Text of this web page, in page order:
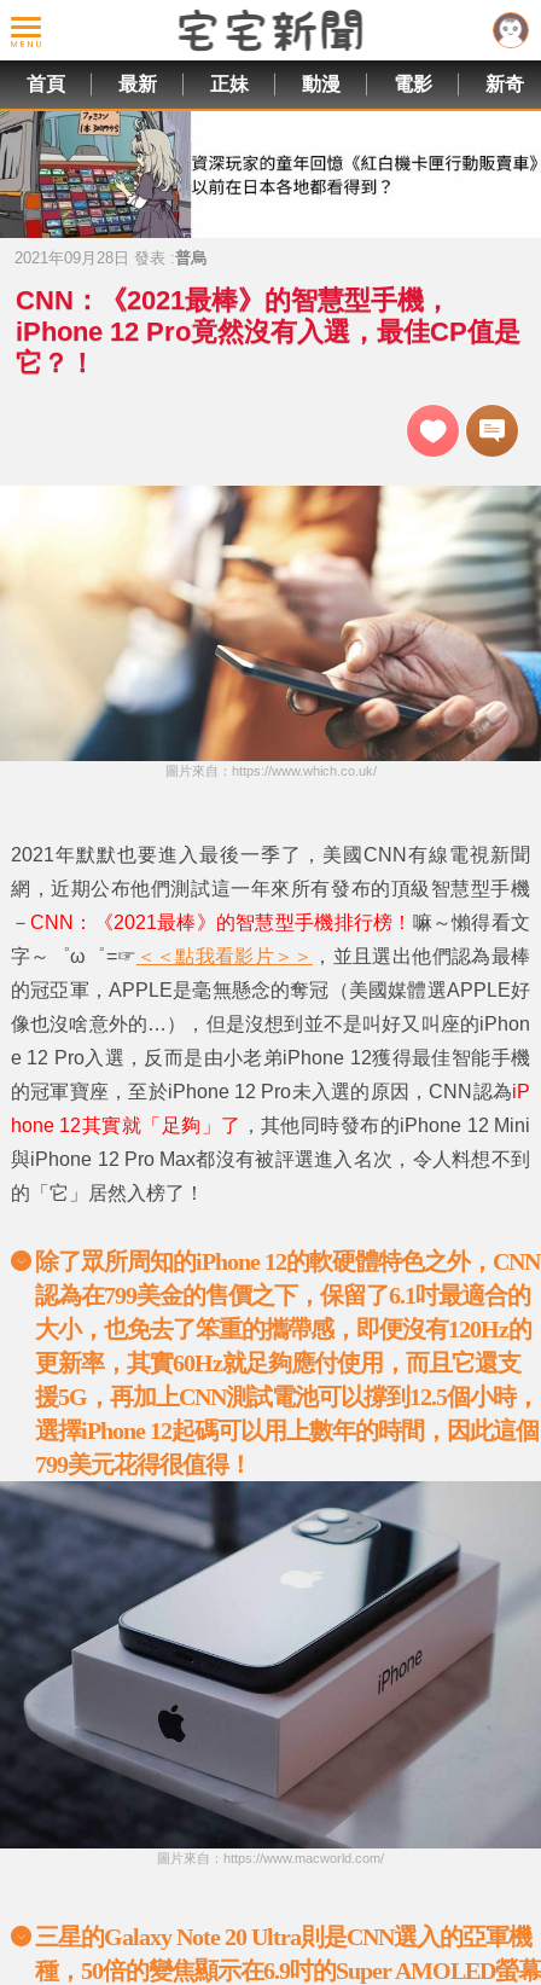
首頁 最新 正妹 動漫 電影 新奇
2021年09月28日 發表 :普烏
CNN：《2021最棒》的智慧型手機，
iPhone 12 Pro竟然沒有入選，最佳CP值是
它？！
圖片來自：https://www.which.co.uk/
2021年默默也要進入最後一季了，美國CNN有線電視新聞
網，近期公布他們測試這一年來所有發布的頂級智慧型手機
－ CNN：《2021最棒》的智慧型手機排行榜！ 嘛～懶得看文
字～゜ω゜=☞ ＜＜點我看影片＞＞
，並且選出他們認為最棒
的冠亞軍，APPLE是毫無懸念的奪冠（美國媒體選APPLE好
像也沒啥意外的…），但是沒想到並不是叫好又叫座的iPhon
e 12 Pro入選，反而是由小老弟iPhone 12獲得最佳智能手機
的冠軍寶座，至於iPhone 12 Pro未入選的原因，CNN認為iP
hone 12其實就「足夠」了 ，其他同時發布的iPhone 12 Mini
與iPhone 12 Pro Max都沒有被評選進入名次，令人料想不到
的「它」居然入榜了！
除了眾所周知的iPhone 12的軟硬體特色之外， CNN
認為在799美金的售價之下，保留了6.1 吋最適合的
大小，也免去了笨重的攜帶感，即便沒有120Hz的
更新率，其實60Hz就足夠應付使用，而且它還支
援5G，再加上CNN測試電池可以撐到12.5個小時，
選擇iPhone 12起碼可以用上數年的時間，因此這個
799美元花得很值得！
圖片來自：https://www.macworld.com/
三星的Galaxy Note 20 Ultra則是CNN選入的亞軍機
種， 50倍的變焦顯示在6.9吋的Super AMOLED螢幕